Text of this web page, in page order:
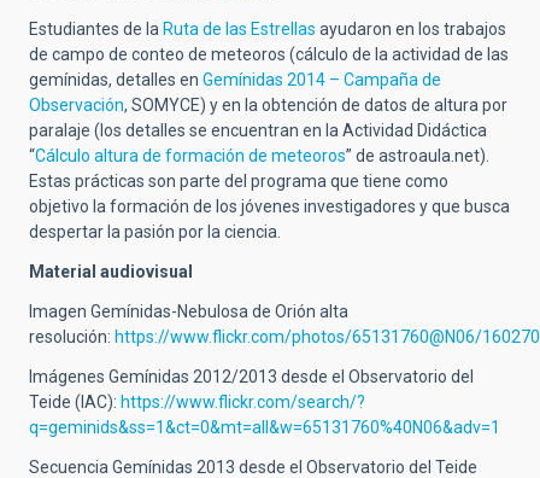
Estudiantes de la Ruta de las Estrellas ayudaron en los trabajos
de campo de conteo de meteoros (cálculo de la actividad de las
gemínidas, detalles en Gemínidas 2014 – Campaña de
Observación, SOMYCE) y en la obtención de datos de altura por
paralaje (los detalles se encuentran en la Actividad Didáctica
“Cálculo altura de formación de meteoros” de astroaula.net).
Estas prácticas son parte del programa que tiene como
objetivo la formación de los jóvenes investigadores y que busca
despertar la pasión por la ciencia.
Material audiovisual
Imagen Gemínidas-Nebulosa de Orión alta
resolución: https://www.flickr.com/photos/65131760@N06/
Imágenes Gemínidas 2012/2013 desde el Observatorio del
Teide (IAC): https://www.flickr.com/search/?
q=geminids&ss=1&ct=0&mt=all&w=65131760%40N06&adv=1
Secuencia Gemínidas 2013 desde el Observatorio del Teide